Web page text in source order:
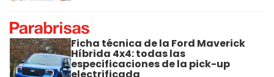
Ficha técnica de la Ford Maverick
Híbrida 4x4: todas las
especificaciones de la pick-up